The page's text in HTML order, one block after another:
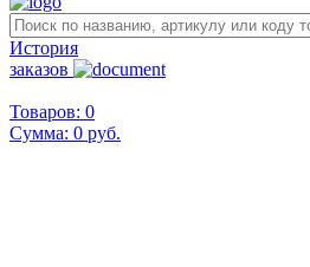
История
заказов
Товаров: 0
Сумма: 0 руб.